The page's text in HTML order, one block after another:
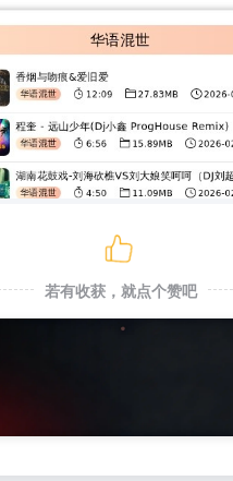
若有收获，就点个赞吧